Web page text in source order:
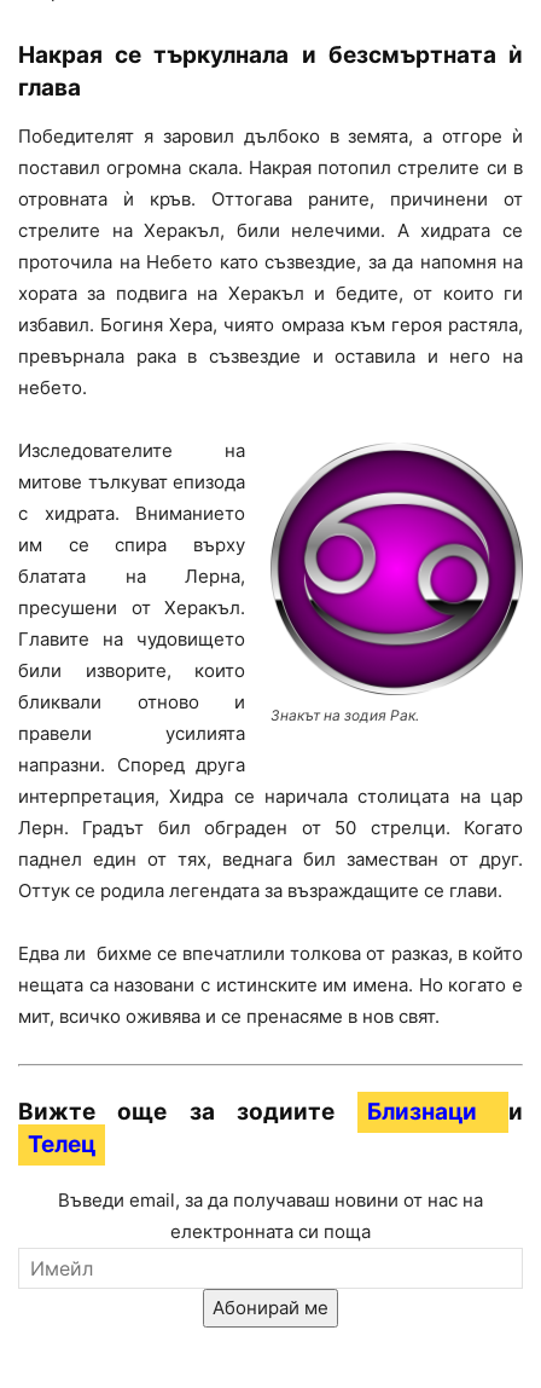
Накрая се търкулнала и безсмъртната ѝ
глава
Победителят я заровил дълбоко в земята, а отгоре ѝ
поставил огромна скала. Накрая потопил стрелите си в
отровната ѝ кръв. Оттогава раните, причинени от
стрелите на Херакъл, били нелечими. А хидрата се
проточила на Небето като съзвездие, за да напомня на
хората за подвига на Херакъл и бедите, от които ги
избавил. Богиня Хера, чиято омраза към героя растяла,
превърнала рака в съзвездие и оставила и него на
небето.
Знакът на зодия Рак.
Изследователите на
митове тълкуват епизода
с хидрата. Вниманието
им се спира върху
блатата на Лерна,
пресушени от Херакъл.
Главите на чудовището
били изворите, които
бликвали отново и
правели усилията
напразни. Според друга
интерпретация, Хидра се наричала столицата на цар
Лерн. Градът бил обграден от 50 стрелци. Когато
паднел един от тях, веднага бил заместван от друг.
Оттук се родила легендата за възраждащите се глави.
Едва ли бихме се впечатлили толкова от разказ, в който
нещата са назовани с истинските им имена. Но когато е
мит, всичко оживява и се пренасяме в нов свят.
Вижте още за зодиите Близнаци
и
Телец
Въведи email, за да получаваш новини от нас на
електронната си поща
Абонирай ме